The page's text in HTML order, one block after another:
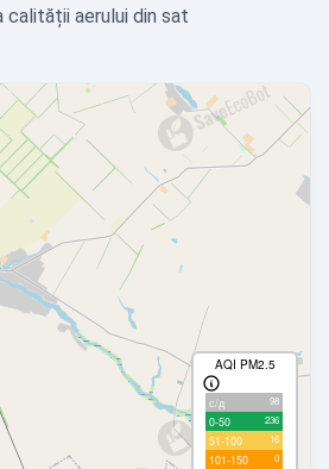
calității aerului din sat
AQI PM2.5
с/д 98
0-50 236
51-100 16
101-150 0